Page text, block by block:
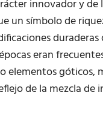
innovador y de
un símbolo de
eran
elementos góticos,
de la mezcla de